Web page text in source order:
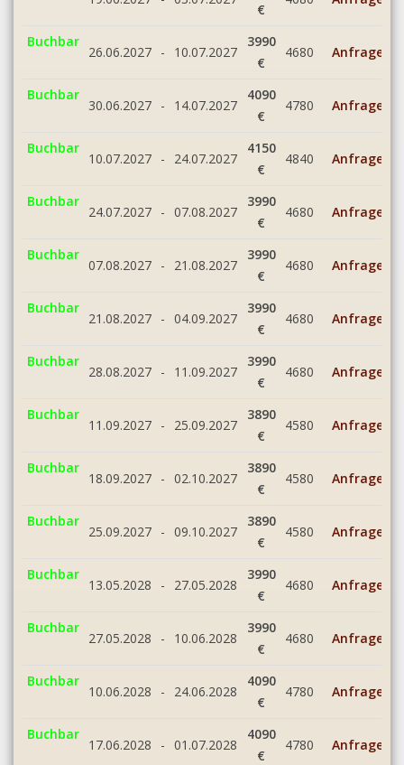
€
Buchbar
26.06.2027 - 10.07.2027
3990
€
4680 Anfrage
Buchbar
30.06.2027 - 14.07.2027
4090
€
4780 Anfrage
Buchbar
10.07.2027 - 24.07.2027
4150
€
4840 Anfrage
Buchbar
24.07.2027 - 07.08.2027
3990
€
4680 Anfrage
Buchbar
07.08.2027 - 21.08.2027
3990
€
4680 Anfrage
Buchbar
21.08.2027 - 04.09.2027
3990
€
4680 Anfrage
Buchbar
28.08.2027 - 11.09.2027
3990
€
4680 Anfrage
Buchbar
11.09.2027 - 25.09.2027
3890
€
4580 Anfrage
Buchbar
18.09.2027 - 02.10.2027
3890
€
4580 Anfrage
Buchbar
25.09.2027 - 09.10.2027
3890
€
4580 Anfrage
Buchbar
13.05.2028 - 27.05.2028
3990
€
4680 Anfrage
Buchbar
27.05.2028 - 10.06.2028
3990
€
4680 Anfrage
Buchbar
10.06.2028 - 24.06.2028
4090
€
4780 Anfrage
Buchbar
17.06.2028 - 01.07.2028
4090
€
4780 Anfrage